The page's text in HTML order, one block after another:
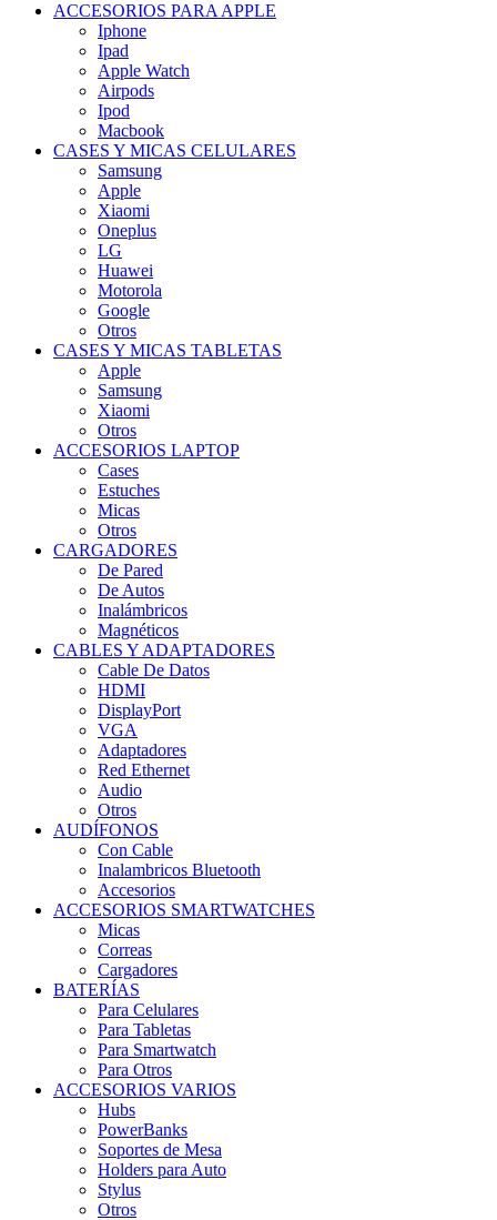
ACCESORIOS PARA APPLE
Iphone
Ipad
Apple Watch
Airpods
Ipod
Macbook
CASES Y MICAS CELULARES
Samsung
Apple
Xiaomi
Oneplus
LG
Huawei
Motorola
Google
Otros
CASES Y MICAS TABLETAS
Apple
Samsung
Xiaomi
Otros
ACCESORIOS LAPTOP
Cases
Estuches
Micas
Otros
CARGADORES
De Pared
De Autos
Inalámbricos
Magnéticos
CABLES Y ADAPTADORES
Cable De Datos
HDMI
DisplayPort
VGA
Adaptadores
Red Ethernet
Audio
Otros
AUDÍFONOS
Con Cable
Inalambricos Bluetooth
Accesorios
ACCESORIOS SMARTWATCHES
Micas
Correas
Cargadores
BATERÍAS
Para Celulares
Para Tabletas
Para Smartwatch
Para Otros
ACCESORIOS VARIOS
Hubs
PowerBanks
Soportes de Mesa
Holders para Auto
Stylus
Otros